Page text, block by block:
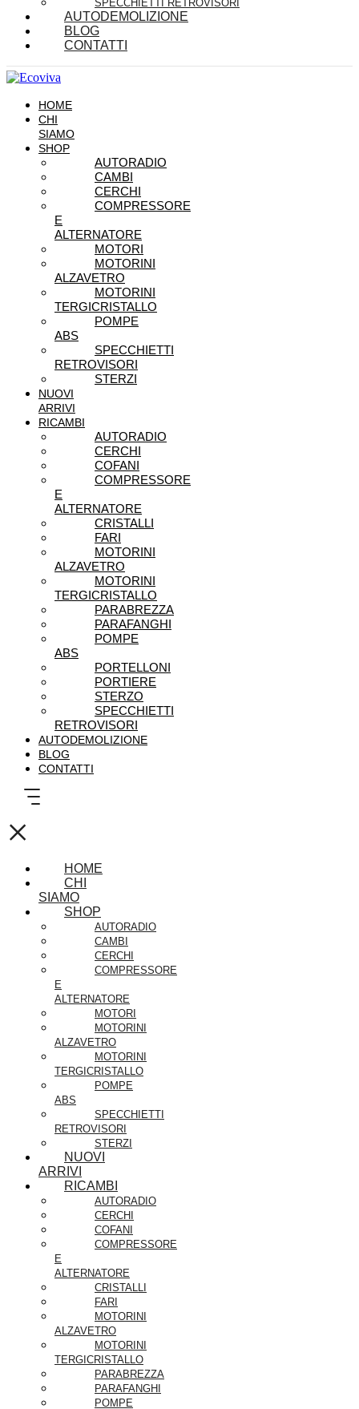
SPECCHIETTI RETROVISORI
AUTODEMOLIZIONE
BLOG
CONTATTI
HOME
CHI
SIAMO
SHOP
AUTORADIO
CAMBI
CERCHI
COMPRESSORE
E
ALTERNATORE
MOTORI
MOTORINI
ALZAVETRO
MOTORINI
TERGICRISTALLO
POMPE
ABS
SPECCHIETTI
RETROVISORI
STERZI
NUOVI
ARRIVI
RICAMBI
AUTORADIO
CERCHI
COFANI
COMPRESSORE
E
ALTERNATORE
CRISTALLI
FARI
MOTORINI
ALZAVETRO
MOTORINI
TERGICRISTALLO
PARABREZZA
PARAFANGHI
POMPE
ABS
PORTELLONI
PORTIERE
STERZO
SPECCHIETTI
RETROVISORI
AUTODEMOLIZIONE
BLOG
CONTATTI
×
HOME
CHI
SIAMO
SHOP
AUTORADIO
CAMBI
CERCHI
COMPRESSORE
E
ALTERNATORE
MOTORI
MOTORINI
ALZAVETRO
MOTORINI
TERGICRISTALLO
POMPE
ABS
SPECCHIETTI
RETROVISORI
STERZI
NUOVI
ARRIVI
RICAMBI
AUTORADIO
CERCHI
COFANI
COMPRESSORE
E
ALTERNATORE
CRISTALLI
FARI
MOTORINI
ALZAVETRO
MOTORINI
TERGICRISTALLO
PARABREZZA
PARAFANGHI
POMPE